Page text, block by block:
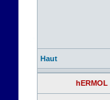
Haut
hERMOL